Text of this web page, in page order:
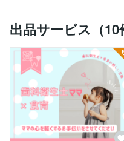
微力ながらもいろんな方
相談すると心が軽くな
活動しています⋆*
ぜひ一度ご相談ください♪
◎歯科衛生士ママ×食育
育児の話、歯の話、食事
色々な相談受け付けま
ママの心を軽くするお
出品サービス（10